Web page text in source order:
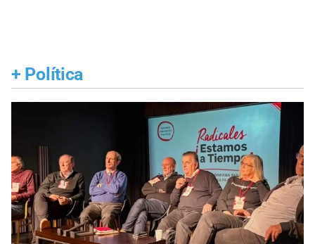
+ Política